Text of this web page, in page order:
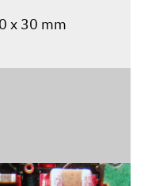
x 30 mm